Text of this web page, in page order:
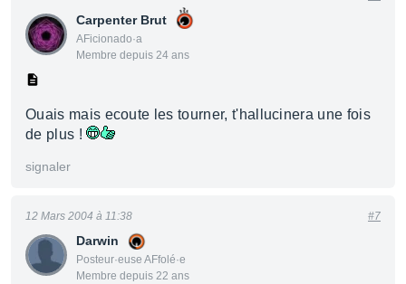
Carpenter Brut
AFicionado·a
Membre depuis 24 ans
Ouais mais ecoute les tourner, t'hallucinera une fois
de plus !
signaler
Darwin
Posteur·euse AFfolé·e
Membre depuis 22 ans
12 Mars 2004 à 11:38 #7